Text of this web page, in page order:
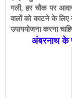
गली, हर चौक पर
वालों को काटने के
उपाययोजना करना
अंबरनाथ के